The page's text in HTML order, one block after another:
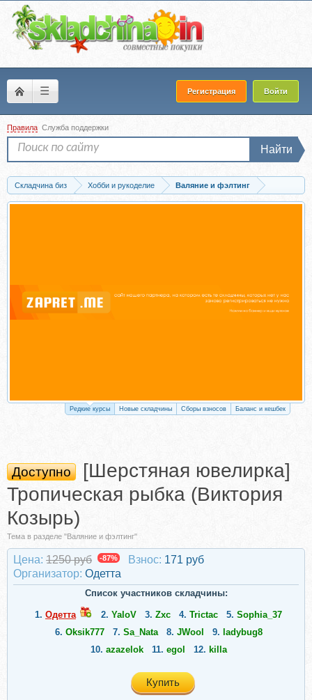
☰ Регистрация Войти
Правила Служба поддержки
Найти
Складчина биз Хобби и рукоделие
Валяние и фэлтинг
Скачать [Шерстяная ювелирка] Тропическая рыбка (Виктория Козырь)
Редкие курсы Новые складчины Сборы взносов Баланс и кешбек
Доступно
[Шерстяная ювелирка]
Тропическая рыбка (Виктория
Козырь)
Тема в разделе "Валяние и фэлтинг"
Цена: 1250 руб -87% Взнос: 171 руб
Организатор: Одетта
Список участников складчины:
1. Одетта 2. YaloV 3. Zxc 4. Trictac 5. Sophia_37
6. Oksik777 7. Sa_Nata 8. JWool 9. ladybug8
10. azazelok 11. egol 12. killa
Купить